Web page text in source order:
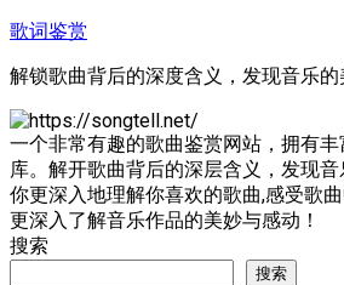
跳
内
容
歌词鉴赏
解锁歌曲背后的深度含义，发现音乐
一个非常有趣的歌曲鉴赏网站，拥有
库。解开歌曲背后的深层含义，发现
你更深入地理解你喜欢的歌曲,感受歌
更深入了解音乐作品的美妙与感动！
搜索
搜索